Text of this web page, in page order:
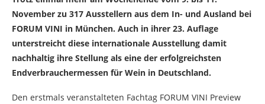
November zu 317 Ausstellern aus dem In- und Ausland bei
FORUM VINI in München. Auch in ihrer 23. Auflage
unterstreicht diese internationale Ausstellung damit
nachhaltig ihre Stellung als eine der erfolgreichsten
Endverbrauchermessen für Wein in Deutschland.
Den erstmals veranstalteten Fachtag FORUM VINI Preview